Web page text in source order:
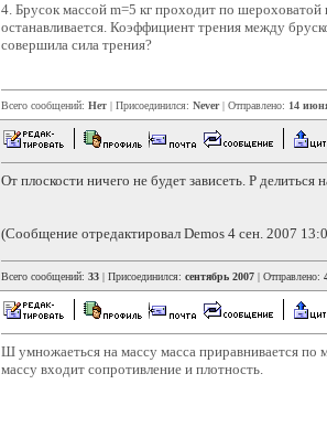
4. Брусок массой m=5 кг проходит по шероховатой
останавливается. Коэффициент трения между
совершила сила трения?
Всего сообщений: Нет | Присоединился: Never| Отправлено: 14
От плоскости ничего не будет зависеть. Р делиться
(Сообщение отредактировал Demos 4 сен. 2007
Всего сообщений: 33 | Присоединился: сентябрь 2007 | Отправлено:
Ш умножаеться на массу масса приравнивается по
массу входит сопротивление и плотность.